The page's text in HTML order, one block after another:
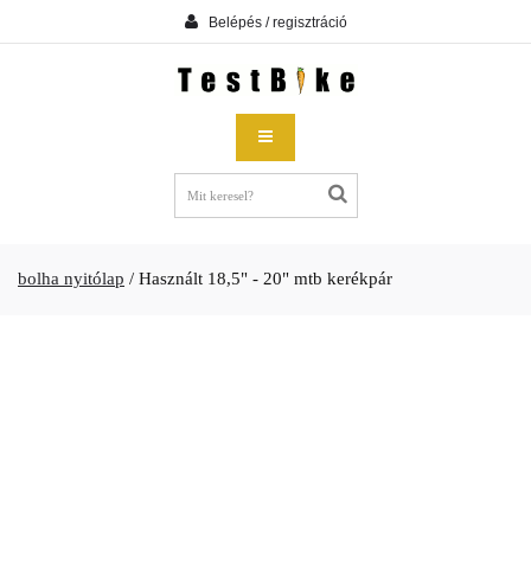
Belépés / regisztráció
bolha nyitólap / Használt 18,5" - 20" mtb kerékpár